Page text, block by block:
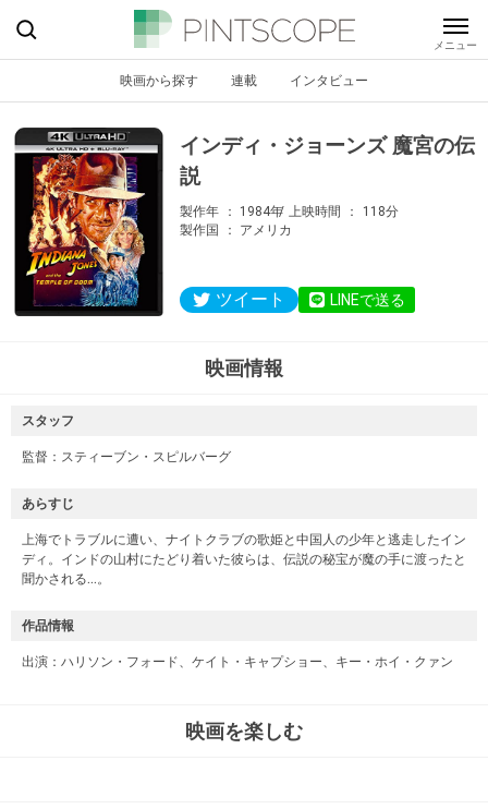
映画から探す 連載 インタビュー
インディ・ジョーンズ 魔宮の伝
説
製作年 1984年 上映時間
118分
製作国
アメリカ
ツイート LINEで送る
映画情報
スタッフ
監督： スティーブン・スピルバーグ
あらすじ
上海でトラブルに遭い、ナイトクラブの歌姫と中国人の少年と逃走したイン
ディ。インドの山村にたどり着いた彼らは、伝説の秘宝が魔の手に渡ったと
聞かされる…。
作品情報
出演：ハリソン・フォード、ケイト・キャプショー、キー・ホイ・クァン
映画を楽しむ